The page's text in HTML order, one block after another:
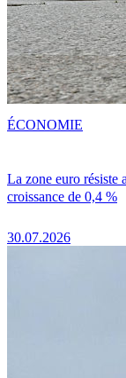
La zone euro résiste
croissance de 0,4 %
30.07.2026
ÉCONOMIE